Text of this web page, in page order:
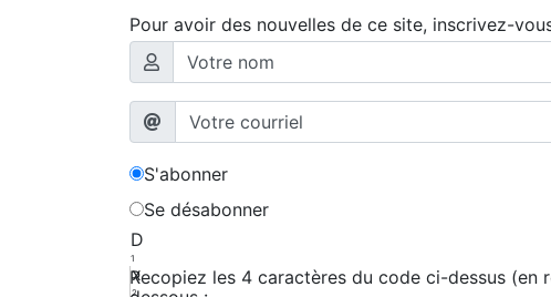
Pour avoir des nouvelles de ce site, inscrivez-
S'abonner
Se désabonner
D
1
x
2
Recopiez les 4 caractères du code ci-dessus